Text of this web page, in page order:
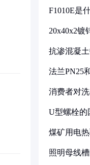
F1010E是
20x40x2镀
抗渗混凝
法兰PN25
消费者对
U型螺栓的
煤矿用电
照明母线